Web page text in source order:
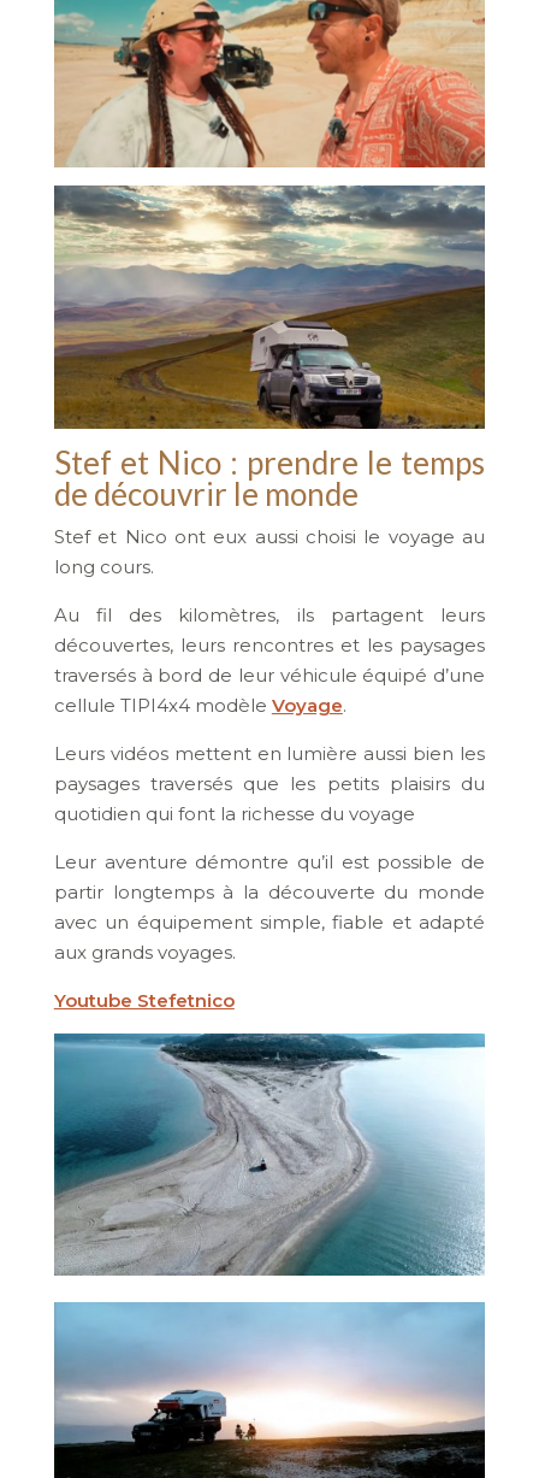
Stef et Nico : prendre le temps
de découvrir le monde
Stef et Nico ont eux aussi choisi le voyage au
long cours.
Au fil des kilomètres, ils partagent leurs
découvertes, leurs rencontres et les paysages
traversés à bord de leur véhicule équipé d’une
cellule TIPI4x4 modèle Voyage.
Leurs vidéos mettent en lumière aussi bien les
paysages traversés que les petits plaisirs du
quotidien qui font la richesse du voyage
Leur aventure démontre qu’il est possible de
partir longtemps à la découverte du monde
avec un équipement simple, fiable et adapté
aux grands voyages.
Youtube Stefetnico